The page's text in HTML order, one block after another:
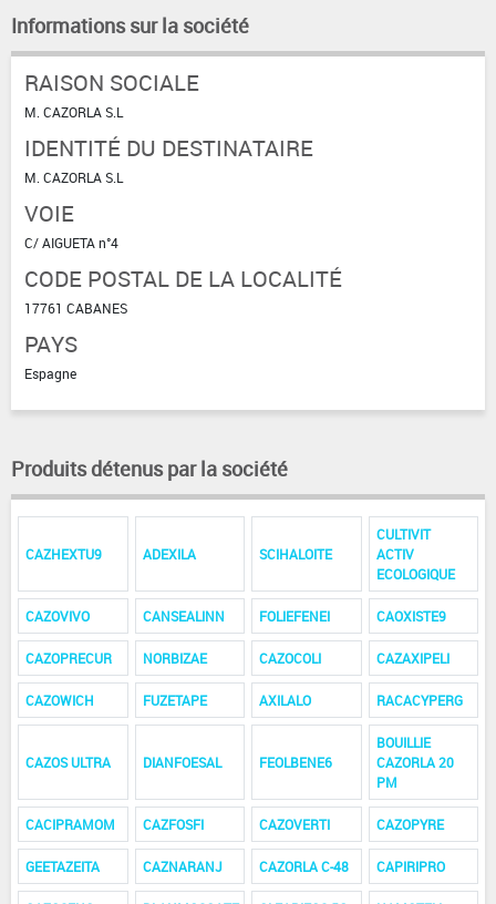
Informations sur la société
RAISON SOCIALE
M. CAZORLA S.L
IDENTITÉ DU DESTINATAIRE
M. CAZORLA S.L
VOIE
C/ AIGUETA n°4
CODE POSTAL DE LA LOCALITÉ
17761 CABANES
PAYS
Espagne
Produits détenus par la société
CAZHEXTU9 ADEXILA SCIHALOITE
CULTIVIT
ACTIV
ECOLOGIQUE
CAZOVIVO CANSEALINN FOLIEFENEI CAOXISTE9
CAZOPRECUR NORBIZAE CAZOCOLI CAZAXIPELI
CAZOWICH FUZETAPE AXILALO RACACYPERG
CAZOS ULTRA DIANFOESAL FEOLBENE6
BOUILLIE
CAZORLA 20
PM
CACIPRAMOM CAZFOSFI CAZOVERTI CAZOPYRE
GEETAZEITA CAZNARANJ CAZORLA C-48 CAPIRIPRO